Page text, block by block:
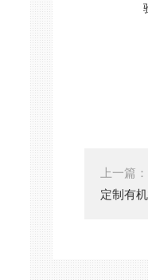
上一篇：
定制有